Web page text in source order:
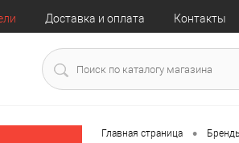
Доставка и оплата Контакты
Главная страница •